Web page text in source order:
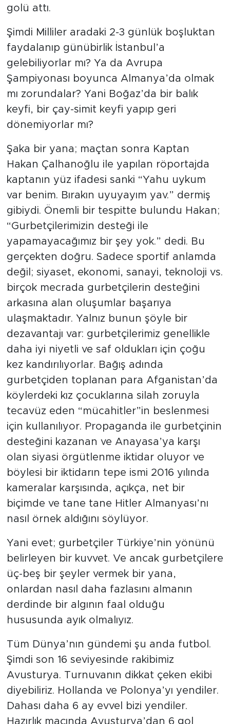
golü attı.
Şimdi Milliler aradaki 2-3 günlük boşluktan
faydalanıp günübirlik İstanbul’a
gelebiliyorlar mı? Ya da Avrupa
Şampiyonası boyunca Almanya’da olmak
mı zorundalar? Yani Boğaz’da bir balık
keyfi, bir çay-simit keyfi yapıp geri
dönemiyorlar mı?
Şaka bir yana; maçtan sonra Kaptan
Hakan Çalhanoğlu ile yapılan röportajda
kaptanın yüz ifadesi sanki “Yahu uykum
var benim. Bırakın uyuyayım yav.” dermiş
gibiydi. Önemli bir tespitte bulundu Hakan;
“Gurbetçilerimizin desteği ile
yapamayacağımız bir şey yok.” dedi. Bu
gerçekten doğru. Sadece sportif anlamda
değil; siyaset, ekonomi, sanayi, teknoloji vs.
birçok mecrada gurbetçilerin desteğini
arkasına alan oluşumlar başarıya
ulaşmaktadır. Yalnız bunun şöyle bir
dezavantajı var: gurbetçilerimiz genellikle
daha iyi niyetli ve saf oldukları için çoğu
kez kandırılıyorlar. Bağış adında
gurbetçiden toplanan para Afganistan’da
köylerdeki kız çocuklarına silah zoruyla
tecavüz eden “mücahitler”in beslenmesi
için kullanılıyor. Propaganda ile gurbetçinin
desteğini kazanan ve Anayasa’ya karşı
olan siyasi örgütlenme iktidar oluyor ve
böylesi bir iktidarın tepe ismi 2016 yılında
kameralar karşısında, açıkça, net bir
biçimde ve tane tane Hitler Almanyası’nı
nasıl örnek aldığını söylüyor.
Yani evet; gurbetçiler Türkiye’nin yönünü
belirleyen bir kuvvet. Ve ancak gurbetçilere
üç-beş bir şeyler vermek bir yana,
onlardan nasıl daha fazlasını almanın
derdinde bir algının faal olduğu
hususunda ayık olmalıyız.
Tüm Dünya’nın gündemi şu anda futbol.
Şimdi son 16 seviyesinde rakibimiz
Avusturya. Turnuvanın dikkat çeken ekibi
diyebiliriz. Hollanda ve Polonya’yı yendiler.
Dahası daha 6 ay evvel bizi yendiler.
Hazırlık maçında Avusturya’dan 6 gol